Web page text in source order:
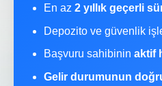
En az 2 yıllık geçerli
Depozito ve güvenlik
Başvuru sahibinin aktif
Gelir durumunun